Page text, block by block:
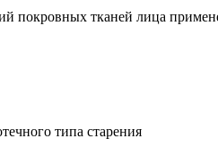
покровных тканей лица
типа старения